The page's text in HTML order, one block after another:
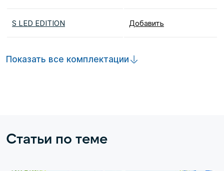
S LED EDITION Добавить
Показать все комплектации
Статьи по теме